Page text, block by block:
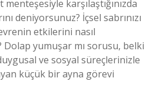
karşılaştığınızda
deniyorsunuz? İçsel sabrınızı
etkilerini nasıl
yumuşar mı sorusu, belki
ve sosyal süreçlerinizle
küçük bir ayna görevi